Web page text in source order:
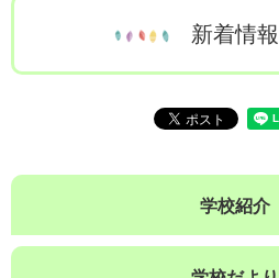
新着情報
学校紹介